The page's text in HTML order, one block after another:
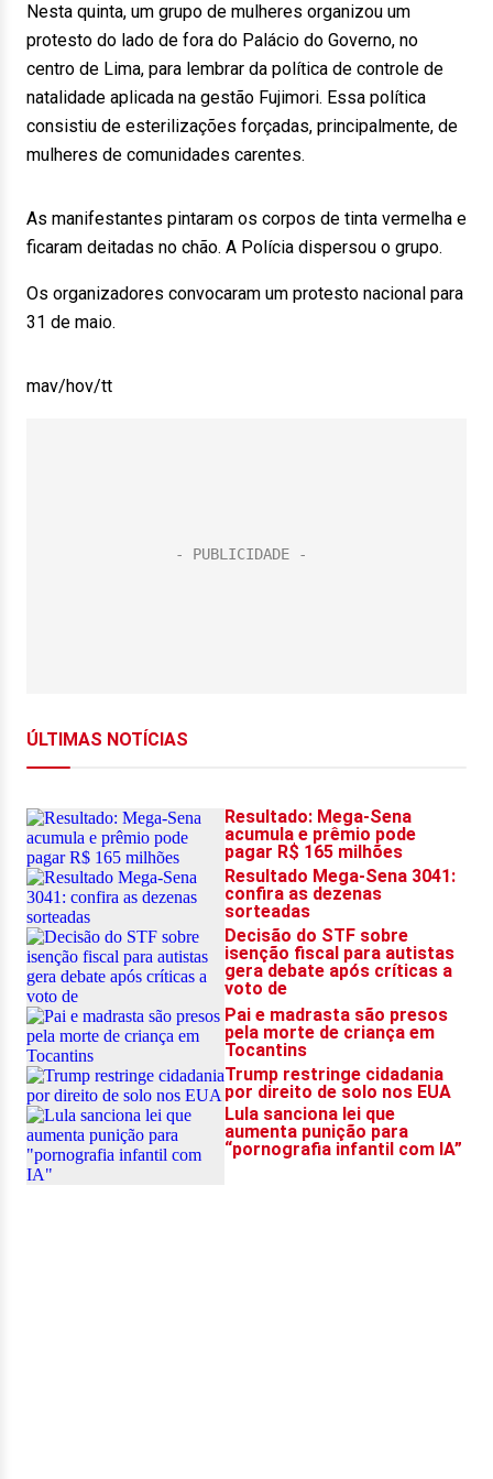
Nesta quinta, um grupo de mulheres organizou um
protesto do lado de fora do Palácio do Governo, no
centro de Lima, para lembrar da política de controle de
natalidade aplicada na gestão Fujimori. Essa política
consistiu de esterilizações forçadas, principalmente, de
mulheres de comunidades carentes.
As manifestantes pintaram os corpos de tinta vermelha e
ficaram deitadas no chão. A Polícia dispersou o grupo.
Os organizadores convocaram um protesto nacional para
31 de maio.
mav/hov/tt